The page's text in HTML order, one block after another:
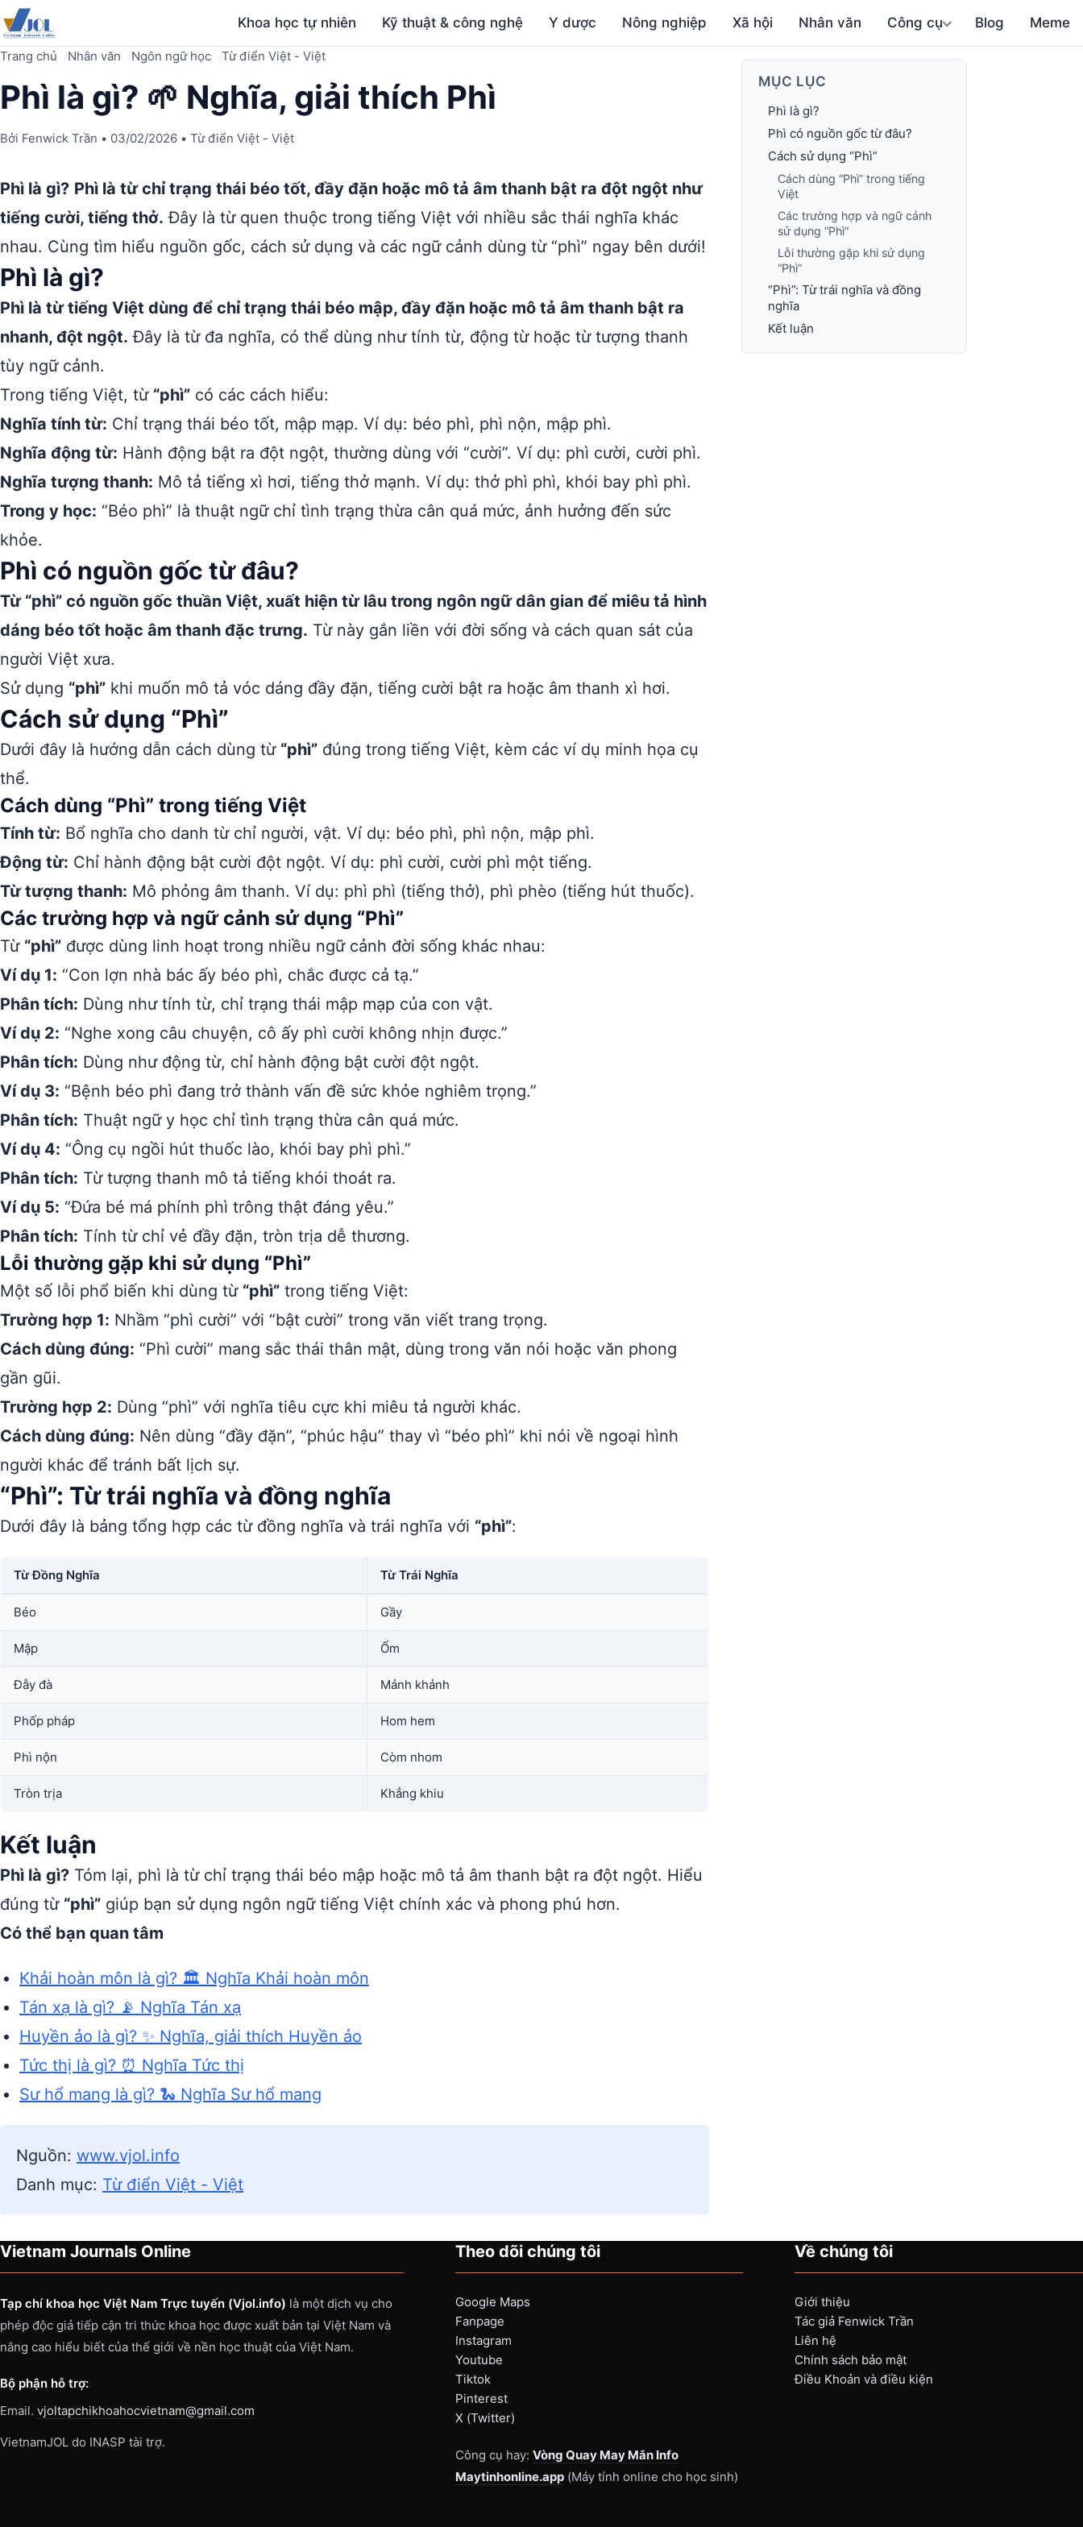
Khoa học tự nhiên Kỹ thuật & công nghệ Y dược Nông nghiệp Xã hội Nhân văn Công cụ Blog Meme
Trang chủ Nhân văn Ngôn ngữ học Từ điển Việt - Việt
Phì là gì? 🌱 Nghĩa, giải thích Phì
Bởi Fenwick Trần • 03/02/2026 • Từ điển Việt - Việt
Phì là gì? Phì là từ chỉ trạng thái béo tốt, đầy đặn hoặc mô tả âm thanh bật ra đột ngột như
tiếng cười, tiếng thở. Đây là từ quen thuộc trong tiếng Việt với nhiều sắc thái nghĩa khác
nhau. Cùng tìm hiểu nguồn gốc, cách sử dụng và các ngữ cảnh dùng từ “phì” ngay bên dưới!
Phì là gì?
Phì là từ tiếng Việt dùng để chỉ trạng thái béo mập, đầy đặn hoặc mô tả âm thanh bật ra
nhanh, đột ngột. Đây là từ đa nghĩa, có thể dùng như tính từ, động từ hoặc từ tượng thanh
tùy ngữ cảnh.
Trong tiếng Việt, từ “phì” có các cách hiểu:
Nghĩa tính từ: Chỉ trạng thái béo tốt, mập mạp. Ví dụ: béo phì, phì nộn, mập phì.
Nghĩa động từ: Hành động bật ra đột ngột, thường dùng với “cười”. Ví dụ: phì cười, cười phì.
Nghĩa tượng thanh: Mô tả tiếng xì hơi, tiếng thở mạnh. Ví dụ: thở phì phì, khói bay phì phì.
Trong y học: “Béo phì” là thuật ngữ chỉ tình trạng thừa cân quá mức, ảnh hưởng đến sức
khỏe.
Phì có nguồn gốc từ đâu?
Từ “phì” có nguồn gốc thuần Việt, xuất hiện từ lâu trong ngôn ngữ dân gian để miêu tả hình
dáng béo tốt hoặc âm thanh đặc trưng. Từ này gắn liền với đời sống và cách quan sát của
người Việt xưa.
Sử dụng “phì” khi muốn mô tả vóc dáng đầy đặn, tiếng cười bật ra hoặc âm thanh xì hơi.
Cách sử dụng “Phì”
Dưới đây là hướng dẫn cách dùng từ “phì” đúng trong tiếng Việt, kèm các ví dụ minh họa cụ
thể.
Cách dùng “Phì” trong tiếng Việt
Tính từ: Bổ nghĩa cho danh từ chỉ người, vật. Ví dụ: béo phì, phì nộn, mập phì.
Động từ: Chỉ hành động bật cười đột ngột. Ví dụ: phì cười, cười phì một tiếng.
Từ tượng thanh: Mô phỏng âm thanh. Ví dụ: phì phì (tiếng thở), phì phèo (tiếng hút thuốc).
Các trường hợp và ngữ cảnh sử dụng “Phì”
Từ “phì” được dùng linh hoạt trong nhiều ngữ cảnh đời sống khác nhau:
Ví dụ 1: “Con lợn nhà bác ấy béo phì, chắc được cả tạ.”
Phân tích: Dùng như tính từ, chỉ trạng thái mập mạp của con vật.
Ví dụ 2: “Nghe xong câu chuyện, cô ấy phì cười không nhịn được.”
Phân tích: Dùng như động từ, chỉ hành động bật cười đột ngột.
Ví dụ 3: “Bệnh béo phì đang trở thành vấn đề sức khỏe nghiêm trọng.”
Phân tích: Thuật ngữ y học chỉ tình trạng thừa cân quá mức.
Ví dụ 4: “Ông cụ ngồi hút thuốc lào, khói bay phì phì.”
Phân tích: Từ tượng thanh mô tả tiếng khói thoát ra.
Ví dụ 5: “Đứa bé má phính phì trông thật đáng yêu.”
Phân tích: Tính từ chỉ vẻ đầy đặn, tròn trịa dễ thương.
Lỗi thường gặp khi sử dụng “Phì”
Một số lỗi phổ biến khi dùng từ “phì” trong tiếng Việt:
Trường hợp 1: Nhầm “phì cười” với “bật cười” trong văn viết trang trọng.
Cách dùng đúng: “Phì cười” mang sắc thái thân mật, dùng trong văn nói hoặc văn phong
gần gũi.
Trường hợp 2: Dùng “phì” với nghĩa tiêu cực khi miêu tả người khác.
Cách dùng đúng: Nên dùng “đầy đặn”, “phúc hậu” thay vì “béo phì” khi nói về ngoại hình
người khác để tránh bất lịch sự.
“Phì”: Từ trái nghĩa và đồng nghĩa
Dưới đây là bảng tổng hợp các từ đồng nghĩa và trái nghĩa với “phì”:
Từ Đồng Nghĩa Từ Trái Nghĩa
Béo Gầy
Mập Ốm
Đẫy đà Mảnh khảnh
Phốp pháp Hom hem
Phì nộn Còm nhom
Tròn trịa Khẳng khiu
Kết luận
Phì là gì? Tóm lại, phì là từ chỉ trạng thái béo mập hoặc mô tả âm thanh bật ra đột ngột. Hiểu
đúng từ “phì” giúp bạn sử dụng ngôn ngữ tiếng Việt chính xác và phong phú hơn.
Có thể bạn quan tâm
Khải hoàn môn là gì? 🏛️ Nghĩa Khải hoàn môn
Tán xạ là gì? 📡 Nghĩa Tán xạ
Huyền ảo là gì? ✨ Nghĩa, giải thích Huyền ảo
Tức thị là gì? ⏰ Nghĩa Tức thị
Sư hổ mang là gì? 🐍 Nghĩa Sư hổ mang
Nguồn: www.vjol.info
Danh mục: Từ điển Việt - Việt
MỤC LỤC
Phì là gì?
Phì có nguồn gốc từ đâu?
Cách sử dụng “Phì”
Cách dùng “Phì” trong tiếng
Việt
Các trường hợp và ngữ cảnh
sử dụng “Phì”
Lỗi thường gặp khi sử dụng
“Phì”
“Phì”: Từ trái nghĩa và đồng
nghĩa
Kết luận
Vietnam Journals Online
Tạp chí khoa học Việt Nam Trực tuyến (Vjol.info) là một dịch vụ cho
phép độc giả tiếp cận tri thức khoa học được xuất bản tại Việt Nam và
nâng cao hiểu biết của thế giới về nền học thuật của Việt Nam.
Bộ phận hỗ trợ:
Email. vjoltapchikhoahocvietnam@gmail.com
VietnamJOL do INASP tài trợ.
Theo dõi chúng tôi
Google Maps
Fanpage
Instagram
Youtube
Tiktok
Pinterest
X (Twitter)
Công cụ hay: Vòng Quay May Mắn Info
Maytinhonline.app(Máy tính online cho học sinh)
Về chúng tôi
Giới thiệu
Tác giả Fenwick Trần
Liên hệ
Chính sách bảo mật
Điều Khoản và điều kiện